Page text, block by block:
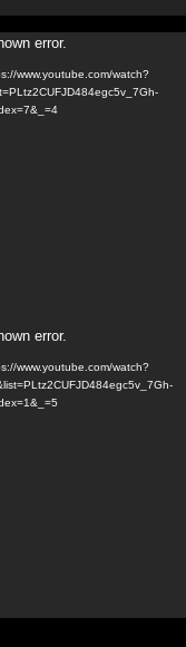
error.
www.youtube.com/watch?
error.
www.youtube.com/watch?